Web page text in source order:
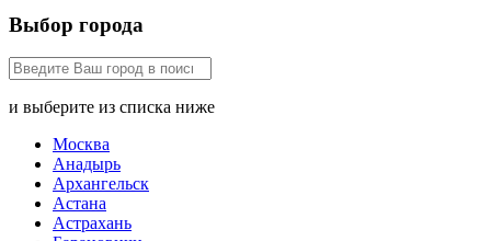
Выбор города
и выберите из списка ниже
Москва
Анадырь
Архангельск
Астана
Астрахань